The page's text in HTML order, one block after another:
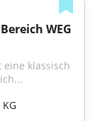
WEG
klassisch